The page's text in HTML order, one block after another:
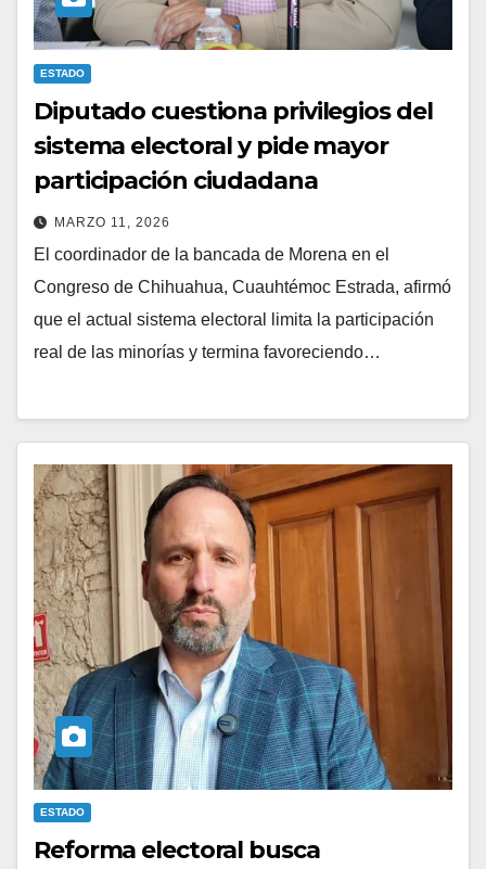
ESTADO
Diputado cuestiona privilegios del
sistema electoral y pide mayor
participación ciudadana
MARZO 11, 2026
El coordinador de la bancada de Morena en el
Congreso de Chihuahua, Cuauhtémoc Estrada, afirmó
que el actual sistema electoral limita la participación
real de las minorías y termina favoreciendo…
ESTADO
Reforma electoral busca